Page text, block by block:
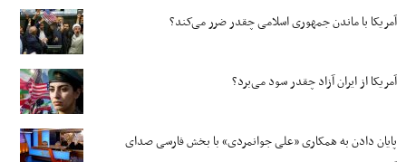
آمریکا با ماندن جمهوری اسلامی چقدر ضرر می‌کند؟
آمریکا از ایران آزاد چقدر سود می‌برد؟
پایان دادن به همکاری «علی جوانمردی» با بخش فارسی صدای